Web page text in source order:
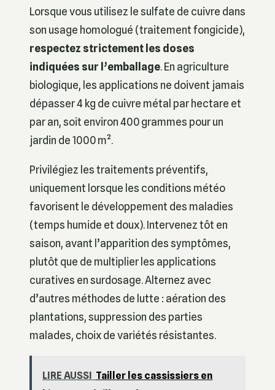
Lorsque vous utilisez le sulfate de cuivre dans
son usage homologué (traitement fongicide),
respectez strictement les doses
indiquées sur l’emballage. En agriculture
biologique, les applications ne doivent jamais
dépasser 4 kg de cuivre métal par hectare et
par an, soit environ 400 grammes pour un
jardin de 1000 m².
Privilégiez les traitements préventifs,
uniquement lorsque les conditions météo
favorisent le développement des maladies
(temps humide et doux). Intervenez tôt en
saison, avant l’apparition des symptômes,
plutôt que de multiplier les applications
curatives en surdosage. Alternez avec
d’autres méthodes de lutte : aération des
plantations, suppression des parties
malades, choix de variétés résistantes.
LIRE AUSSI Tailler les cassissiers en